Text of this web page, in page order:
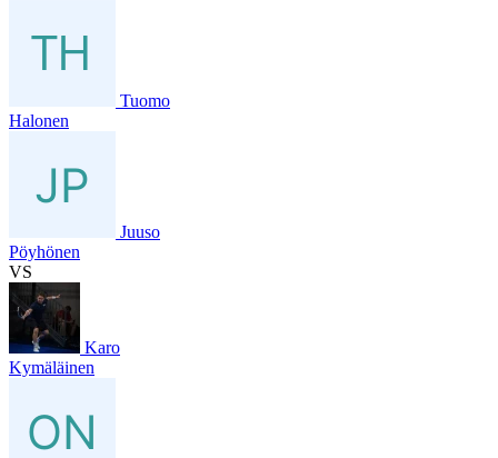
Tuomo
Halonen
Juuso
Pöyhönen
VS
Karo
Kymäläinen